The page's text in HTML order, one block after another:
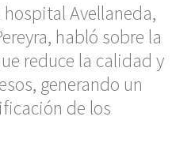
Avellaneda,
habló sobre la
reduce la calidad y
generando un
de los